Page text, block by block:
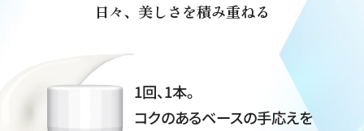
日々、美しさを積み重ねる
1回、1本。
コクのあるベースの手応えを